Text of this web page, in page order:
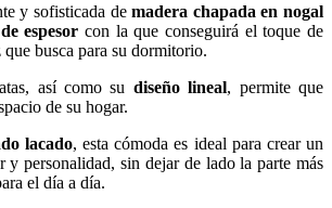
y sofisticada demadera chapada en nogal
espesor con la que conseguirá el toque de
busca para su dormitorio.
así como su diseño lineal, permite que
de su hogar.
lacado, esta cómoda es ideal para crear un
y personalidad, sin dejar de lado la parte más
el día a día.